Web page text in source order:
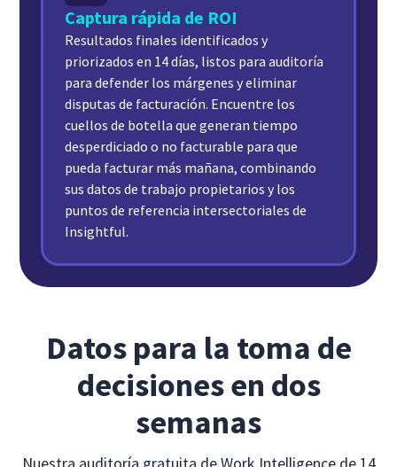
Captura rápida de ROI
Resultados finales identificados y
priorizados en 14 días, listos para auditoría
para defender los márgenes y eliminar
disputas de facturación. Encuentre los
cuellos de botella que generan tiempo
desperdiciado o no facturable para que
pueda facturar más mañana, combinando
sus datos de trabajo propietarios y los
puntos de referencia intersectoriales de
Insightful.
Datos para la toma de
decisiones en dos
semanas